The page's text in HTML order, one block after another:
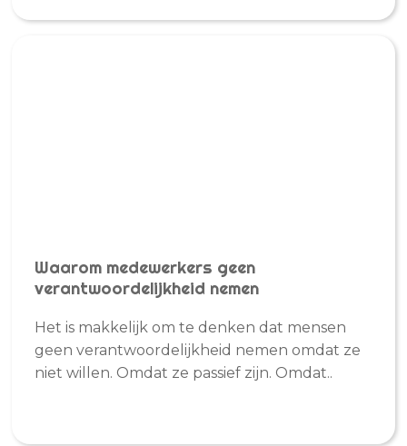
Waarom medewerkers geen
verantwoordelijkheid nemen
Het is makkelijk om te denken dat mensen
geen verantwoordelijkheid nemen omdat ze
niet willen. Omdat ze passief zijn. Omdat..